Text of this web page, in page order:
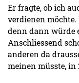
Er fragte, ob ich
verdienen
denn dann würde
Anschliessend
anderen da
meinen müsste, in